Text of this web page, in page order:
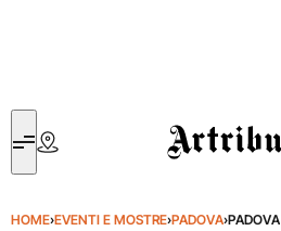
Artribune
HOME›EVENTI E MOSTRE›PADOVA›PADOVA